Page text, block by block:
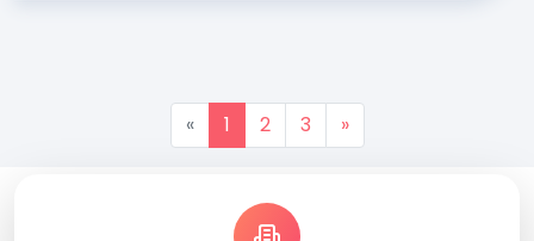
« 1 2 3 »